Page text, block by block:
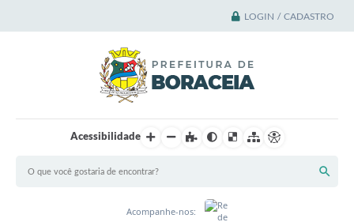
LOGIN / CADASTRO
Acessibilidade
Acompanhe-nos: